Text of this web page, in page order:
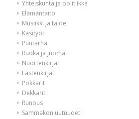
Yhteiskunta ja politiikka
Elämäntaito
Musiikki ja taide
Käsityöt
Puutarha
Ruoka ja juoma
Nuortenkirjat
Lastenkirjat
Pokkarit
Dekkarit
Runous
Sammakon uutuudet